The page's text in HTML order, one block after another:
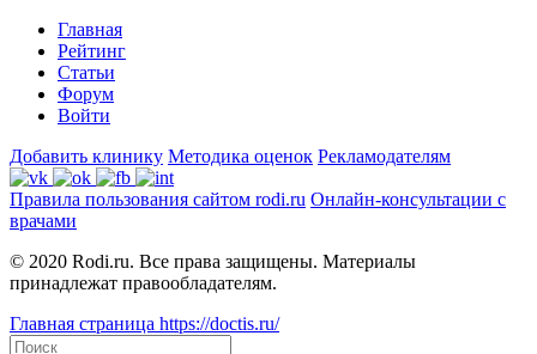
Главная
Рейтинг
Статьи
Форум
Войти
Добавить клинику Методика оценок Рекламодателям
Правила пользования сайтом rodi.ru Онлайн-консультации с
врачами
© 2020 Rodi.ru. Все права защищены. Материалы
принадлежат правообладателям.
Главная страница https://doctis.ru/